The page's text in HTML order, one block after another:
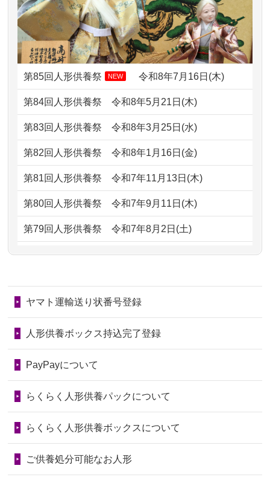
2026/07/10家から近かったので。
2026/07/08誰も住んでいない実家の片付けを始め
ました。 ...
2026/07/069年間自由が丘店を見守ってくれてあり
がとう。
2026/07/05 しっかりとお人形たちの供養をしてい
ただけると...
2026/06/30長年大事にしてきた雛人形です、供養
ガラスケースのまま引き取ってくださ
るのが助か...
ました。お...
2026/06/28きちんと供養していただけると思った
ので、お願...
いたことが...
2026/06/28老後のことを考え体力のあるうちに身
2026/06/28人形たちに これまで本当にありがとう
天...
2024/01/13お雛様のセットを供養・処分したいの
ですが、お雛様とお内裏様だ...
2024/01/13供養申込みの後、供養祭までお人形は
どうなってるのですか？
2024/01/13会社のようですが、きちんと供養して
供養が終わったお人形以外はどうして
るのですか？
しょうか？
2024/01/04ガラスケースは外しても良いですか？
第85回人形供養祭 NEW 令和8年7月16日(木)
第84回人形供養祭令和8年5月21日(木)
第83回人形供養祭令和8年3月25日(水)
第82回人形供養祭令和8年1月16日(金)
第81回人形供養祭令和7年11月13日(木)
第80回人形供養祭令和7年9月11日(木)
第79回人形供養祭令和7年8月2日(土)
第78回人形供養祭令和7年6月20日(金)
第76回人形供養祭令和7年2月28日(金)
第75回人形供養祭令和7年1月17日(金)
第73回人形供養祭令和6年10月17日(木)
第71回人形供養祭令和6年8月1日(木)
第70回人形供養祭令和6年6月21日(金)
ヤマト運輸送り状番号登録
人形供養ボックス持込完了登録
PayPayについて
らくらく人形供養パックについて
らくらく人形供養ボックスについて
ご供養処分可能なお人形